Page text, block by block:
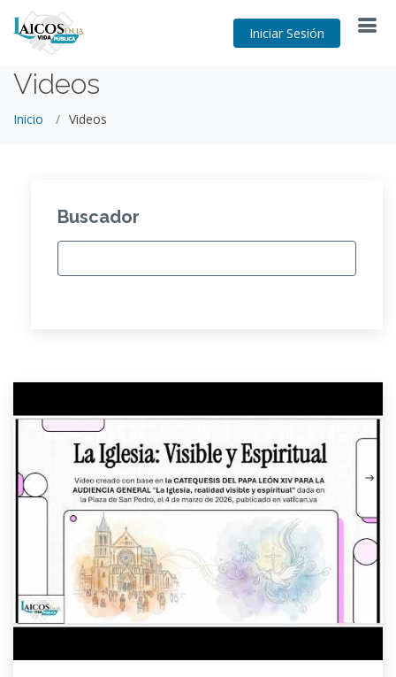
Iniciar Sesión
Videos
Inicio Videos
Buscador